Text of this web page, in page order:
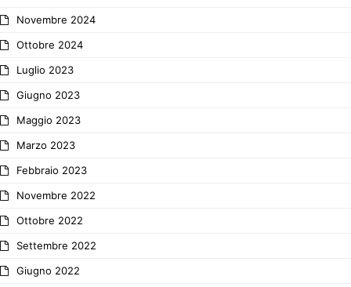
Novembre 2024
Ottobre 2024
Luglio 2023
Giugno 2023
Maggio 2023
Marzo 2023
Febbraio 2023
Novembre 2022
Ottobre 2022
Settembre 2022
Giugno 2022